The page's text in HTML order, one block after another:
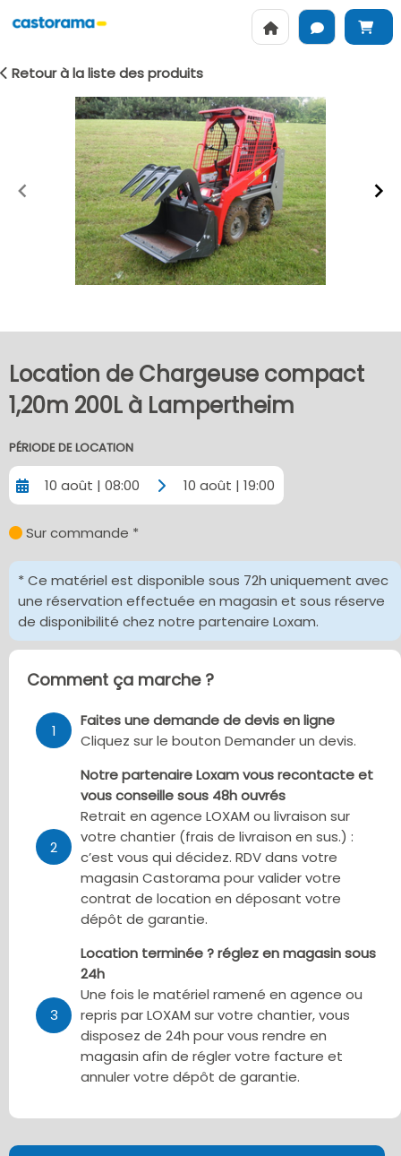
Retour à la liste des produits
Location de Chargeuse compact
1,20m 200L à Lampertheim
PÉRIODE DE LOCATION
10 août | 08:00 10 août | 19:00
Sur commande *
* Ce matériel est disponible sous 72h uniquement avec
une réservation effectuée en magasin et sous réserve
de disponibilité chez notre partenaire Loxam.
Comment ça marche ?
1
Faites une demande de devis en ligne
Cliquez sur le bouton Demander un devis.
2
Notre partenaire Loxam vous recontacte et
vous conseille sous 48h ouvrés
Retrait en agence LOXAM ou livraison sur
votre chantier (frais de livraison en sus.) :
c’est vous qui décidez. RDV dans votre
magasin Castorama pour valider votre
contrat de location en déposant votre
dépôt de garantie.
3
Location terminée ? réglez en magasin sous
24h
Une fois le matériel ramené en agence ou
repris par LOXAM sur votre chantier, vous
disposez de 24h pour vous rendre en
magasin afin de régler votre facture et
annuler votre dépôt de garantie.